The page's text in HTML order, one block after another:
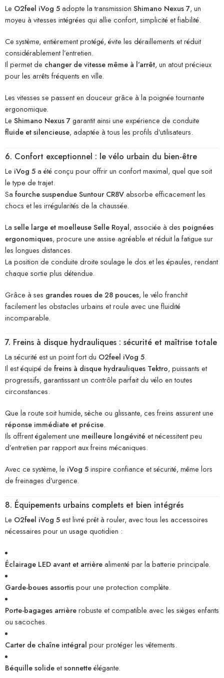
Le O2feel iVog 5adopte la transmission Shimano Nexus 7, un
moyeu à vitesses intégrées qui allie confort, simplicité et fiabilité.
Ce système, entièrement protégé, évite les déraillements et réduit
considérablement l’entretien.
Il permet de changer de vitesse même à l’arrêt, un atout précieux
pour les arrêts fréquents en ville.
Les vitesses se passent en douceur grâce à la poignée tournante
ergonomique.
Le Shimano Nexus 7garantit ainsi une expérience de conduite
fluide et silencieuse, adaptée à tous les profils d’utilisateurs.
6. Confort exceptionnel : le vélo urbain du bien-être
Le iVog 5a été conçu pour offrir un confort maximal, quel que soit
le type de trajet.
Sa fourche suspendue Suntour CR8Vabsorbe efficacement les
chocs et les irrégularités de la chaussée.
La selle large et moelleuse Selle Royal, associée à des poignées
ergonomiques, procure une assise agréable et réduit la fatigue sur
les longues distances.
La position de conduite droite soulage le dos et les épaules, rendant
chaque sortie plus détendue.
Grâce à ses grandes roues de 28 pouces, le vélo franchit
facilement les obstacles urbains et roule avec une fluidité
incomparable.
7. Freins à disque hydrauliques : sécurité et maîtrise totale
La sécurité est un point fort du O2feel iVog 5.
Il est équipé de freins à disque hydrauliques Tektro, puissants et
progressifs, garantissant un contrôle parfait du vélo en toutes
circonstances.
Que la route soit humide, sèche ou glissante, ces freins assurent une
réponse immédiate et précise.
Ils offrent également une meilleure longévité et nécessitent peu
d’entretien par rapport aux freins mécaniques.
Avec ce système, le iVog 5inspire confiance et sécurité, même lors
de freinages d’urgence.
8. Équipements urbains complets et bien intégrés
Le O2feel iVog 5est livré prêt à rouler, avec tous les accessoires
nécessaires pour un usage quotidien :
Éclairage LED avant et arrièrealimenté par la batterie principale.
Garde-boues assortispour une protection complète.
Porte-bagages arrièrerobuste et compatible avec les sièges enfants
ou sacoches.
Carter de chaîne intégral pour protéger les vêtements.
Béquille solideetsonnetteélégante.